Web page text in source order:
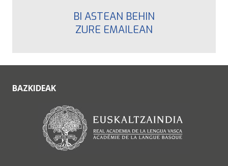
BI ASTEAN BEHIN
ZURE EMAILEAN
BAZKIDEAK